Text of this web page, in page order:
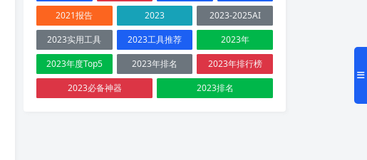
2021报告
2023
2023-2025AI
2023实用工具
2023工具推荐
2023年
2023年度Top5
2023年排名
2023年排行榜
2023必备神器
2023排名